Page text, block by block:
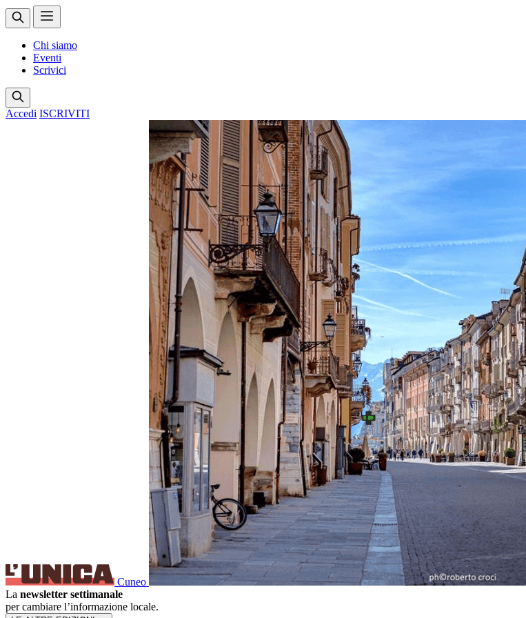
Chi siamo
Eventi
Scrivici
Accedi ISCRIVITI
Cuneo
La newsletter settimanale
per cambiare l’informazione locale.